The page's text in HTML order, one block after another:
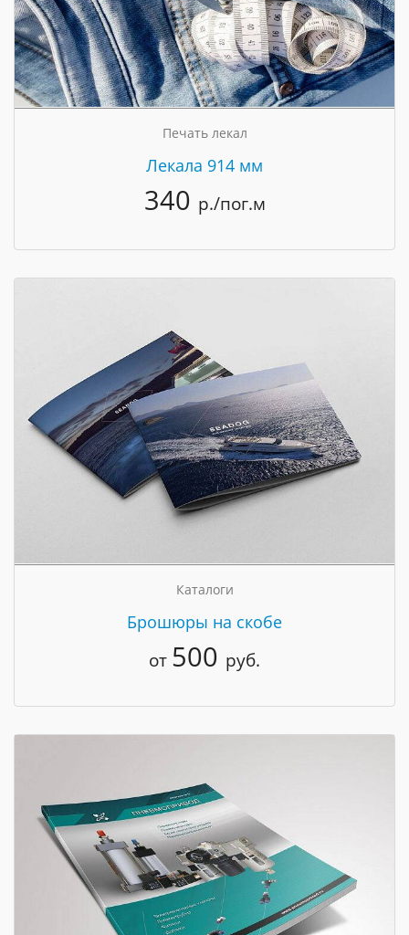
Печать лекал
Лекала 914 мм
340 р./пог.м
Каталоги
Брошюры на скобе
от 500 руб.